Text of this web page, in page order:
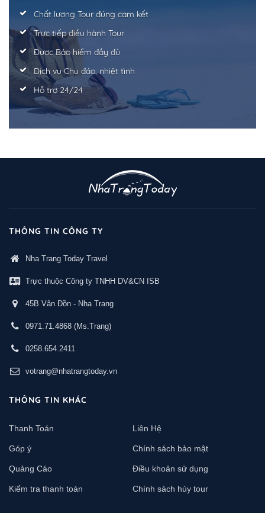
Chất lượng Tour đúng cam kết
Trực tiếp điều hành Tour
Được Bảo hiểm đầy đủ
Dịch vụ Chu đáo, nhiệt tình
Hỗ trợ 24/24
THÔNG TIN CÔNG TY
Nha Trang Today Travel
Trực thuộc Công ty TNHH DV&CN ISB
45B Vân Đồn - Nha Trang
0971.71.4868 (Ms.Trang)
0258.654.2411
votrang@nhatrangtoday.vn
THÔNG TIN KHÁC
Thanh Toán Liên Hệ
Góp ý Chính sách bảo mật
Quảng Cáo Điều khoản sử dụng
Kiểm tra thanh toán Chính sách hủy tour